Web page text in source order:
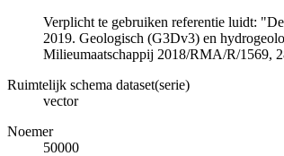
Verplicht te gebruiken referentie luidt:
2019. Geologisch (G3Dv3) en
Milieumaatschappij 2018/RMA/R/1569,
Ruimtelijk schema dataset(serie)
vector
Noemer
50000